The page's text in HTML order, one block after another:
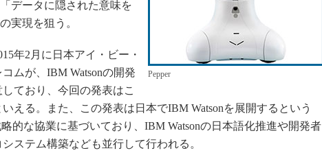
メイドインジャパン
知財マネジメント
海外生産
グローバル設計・開発
制御セキュリティ
新型コロナへの対応
Pepper
データに隠された意味を
実現を狙う。
年2月に日本アイ・ビー・
ムが、IBM Watsonの開発
ており、今回の発表はこ
える。また、この発表は日本でIBM Watsonを展開するという
的な協業に基づいており、IBM Watsonの日本語化推進や開発者
ステム構築なども並行して行われる。